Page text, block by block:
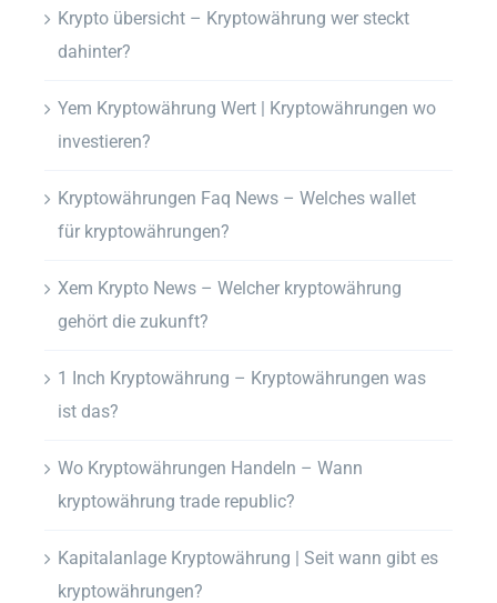
Krypto übersicht – Kryptowährung wer steckt
dahinter?
Yem Kryptowährung Wert | Kryptowährungen wo
investieren?
Kryptowährungen Faq News – Welches wallet
für kryptowährungen?
Xem Krypto News – Welcher kryptowährung
gehört die zukunft?
1 Inch Kryptowährung – Kryptowährungen was
ist das?
Wo Kryptowährungen Handeln – Wann
kryptowährung trade republic?
Kapitalanlage Kryptowährung | Seit wann gibt es
kryptowährungen?